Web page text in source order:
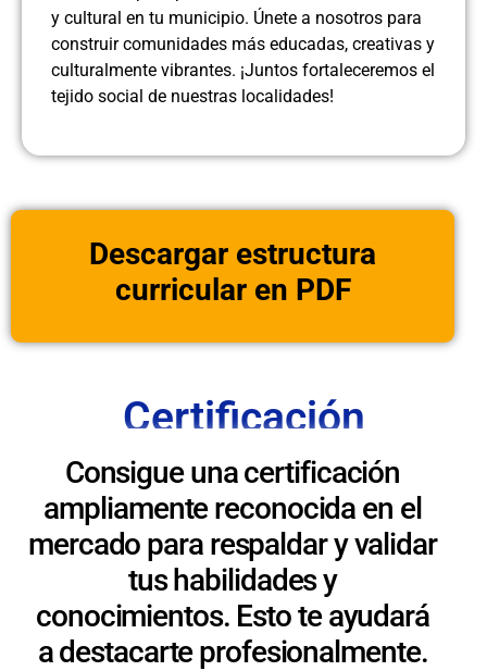
y cultural en tu municipio. Únete a nosotros para
construir comunidades más educadas, creativas y
culturalmente vibrantes. ¡Juntos fortaleceremos el
tejido social de nuestras localidades!
Descargar estructura
curricular en PDF
Certificación
Consigue una certificación
ampliamente reconocida en el
mercado para respaldar y validar
tus habilidades y
conocimientos. Esto te ayudará
a destacarte profesionalmente.